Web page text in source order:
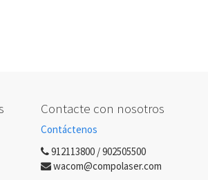
Contacte con nosotros
Contáctenos
912113800 / 902505500
wacom@compolaser.com